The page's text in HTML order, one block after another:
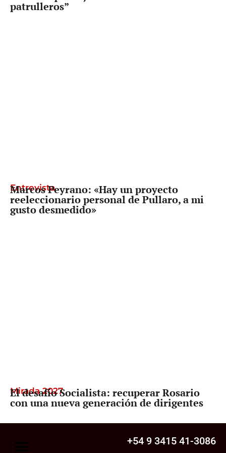
patrulleros”
Entrevista
Marcos Peyrano: «Hay un proyecto
reeleccionario personal de Pullaro, a mi
gusto desmedido»
Mirada 2027
El desafío Socialista: recuperar Rosario
con una nueva generación de dirigentes
+54 9 3415 41-3086